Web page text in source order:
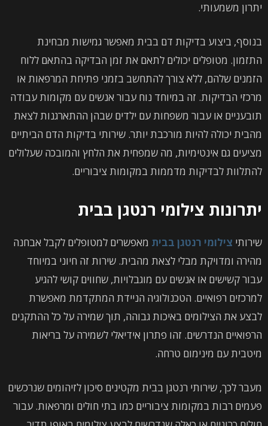
יתרון משמעותי.
בנוסף, ביצוע בדיקות דם בבית מאפשר גמישות מבחינת
התזמון. מטופלים יכולים לתאם את זמן הבדיקה בהתאם ללוח
הזמנים שלהם, ללא צורך להתחשב בזמני פתיחת המרפאות או
מרכזי הבדיקות. זה במיוחד נוח עבור אנשים עם מקומות עבודה
תובעניים או עבור משפחות עם ילדים שבהן ההתארגנות לצאת
מהבית יכולה להיות מורכבת יותר. שירותי בדיקות הדם הביתיים
מציעים גם אינטימיות, מה שמפחית את הלחץ והמובכה שעלולים
להתלוות לבדיקות מדממות במקומות ציבוריים.
יתרונות צילומי רנטגן בבית
שירותי צילומי רנטגן בבית מאפשרים למטופלים לקבל אבחנה
מהירה ומדויקת מבלי לצאת מהבית. שירות זה חיוני במיוחד
עבור קשישים או אנשים עם מוגבלויות, שחווים קושי להגיע
למרכזים רפואיים. הטכנולוגיה הניידת המתקדמת מאפשרת
לבצע את הצילומים באיכות גבוהה, תוך שמירה על כל ההתקנים
הרפואיים הנדרשים. זהו פתרון אידיאלי לשמירה על בריאות
מיטבית עם מינימום טרחה.
מעבר לכך, שירותי רנטגן בבית מקטינים סיכון לזיהומים שנרכשים
פעמים רבות במקומות ציבוריים כמו בתי חולים ומרפאות. עבור